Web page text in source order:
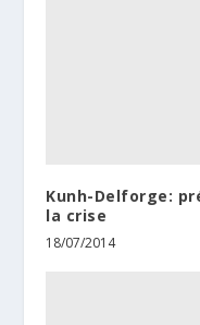
Kunh-Delforge:
la crise
18/07/2014